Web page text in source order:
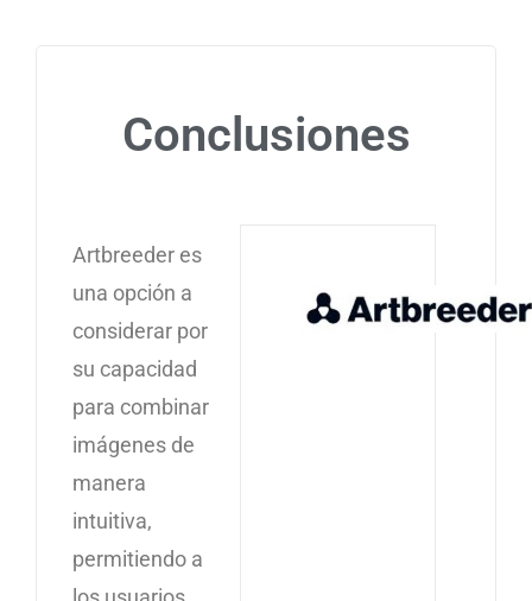
Conclusiones
Artbreeder es
una opción a
considerar por
su capacidad
para combinar
imágenes de
manera
intuitiva,
permitiendo a